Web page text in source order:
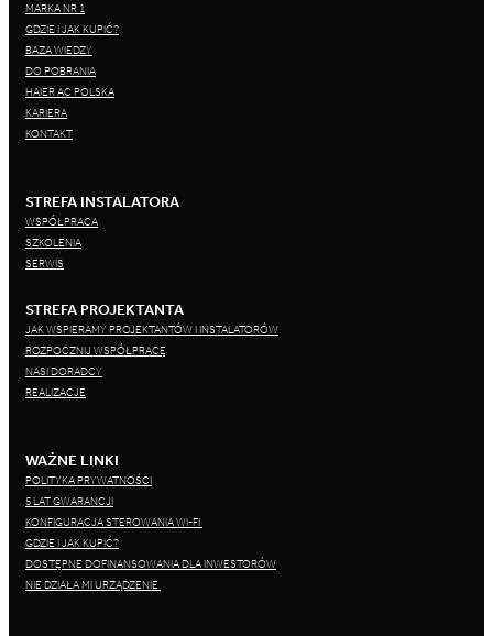
MARKA NR 1
GDZIE I JAK KUPIĆ?
BAZA WIEDZY
DO POBRANIA
HAIER AC POLSKA
KARIERA
KONTAKT
STREFA INSTALATORA
WSPÓŁPRACA
SZKOLENIA
SERWIS
STREFA PROJEKTANTA
JAK WSPIERAMY PROJEKTANTÓW I INSTALATORÓW
ROZPOCZNIJ WSPÓŁPRACĘ
NASI DORADCY
REALIZACJE
WAŻNE LINKI
POLITYKA PRYWATNOŚCI
5 LAT GWARANCJI
KONFIGURACJA STEROWANIA WI-FI
GDZIE I JAK KUPIĆ?
DOSTĘPNE DOFINANSOWANIA DLA INWESTORÓW
NIE DZIAŁA MI URZĄDZENIE